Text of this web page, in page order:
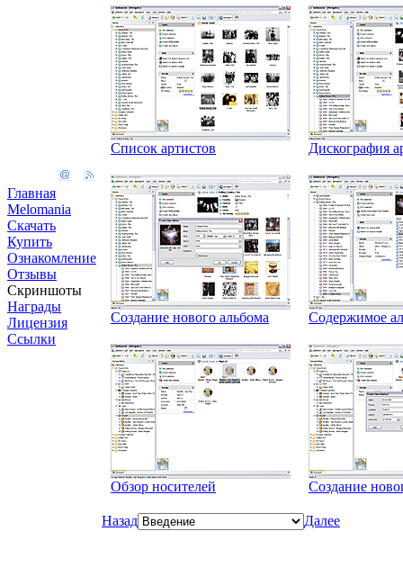
Главная
Melomania
Скачать
Купить
Ознакомление
Отзывы
Скриншоты
Награды
Лицензия
Ссылки
Список артистов Дискография
Создание нового альбома Содержимое
Обзор носителей Создание
Назад Далее